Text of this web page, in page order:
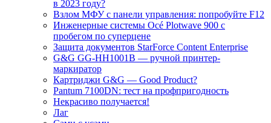
в 2023 году?
Взлом МФУ с панели управления: попробуйте F12
Инженерные системы Océ Plotwave 900 с
пробегом по суперцене
Защита документов StarForce Content Enterprise
G&G GG-HH1001B — ручной принтер-
маркиратор
Картриджи G&G — Good Product?
Pantum 7100DN: тест на профпригодность
Некрасиво получается!
Лаг